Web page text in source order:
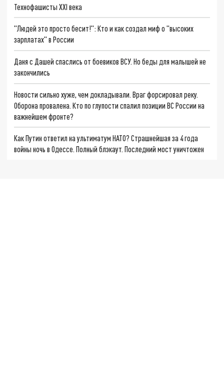
Технофашисты XXI века
"Людей это просто бесит!": Кто и как создал миф о "высоких
зарплатах" в России
Даня с Дашей спаслись от боевиков ВСУ. Но беды для малышей не
закончились
Новости сильно хуже, чем докладывали. Враг форсировал реку.
Оборона провалена. Кто по глупости спалил позиции ВС России на
важнейшем фронте?
Как Путин ответил на ультиматум НАТО? Страшнейшая за 4 года
войны ночь в Одессе. Полный блэкаут. Последний мост уничтожен